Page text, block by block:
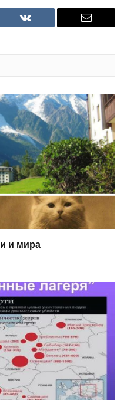
ВКонтакте
и мира